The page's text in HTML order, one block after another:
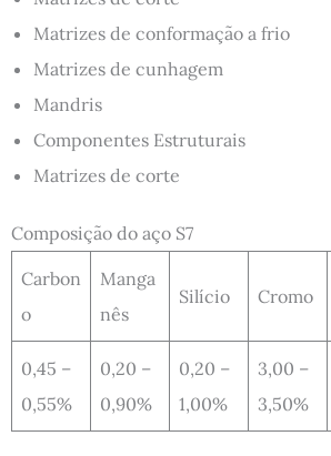
Matrizes de conformação a frio
Matrizes de cunhagem
Mandris
Componentes Estruturais
Matrizes de corte
Composição do aço S7
Carbon
o
Manga
nês
Silício Cromo
0,45 –
0,55%
0,20 –
0,90%
0,20 –
1,00%
3,00 –
3,50%